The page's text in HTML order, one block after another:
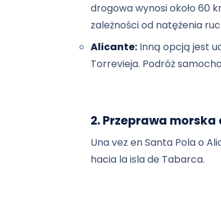
drogowa wynosi około 60
zależności od natężenia
Alicante: Inną opcją jest
Torrevieja. Podróż
2. Przeprawa
Una vez en Santa Pola o
hacia la isla de Tabarca.